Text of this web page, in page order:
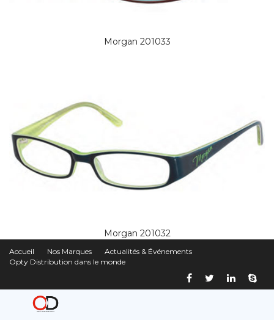
Morgan 201033
Morgan 201032
Accueil Nos Marques
Actualités & Événements
Opty Distribution dans le monde